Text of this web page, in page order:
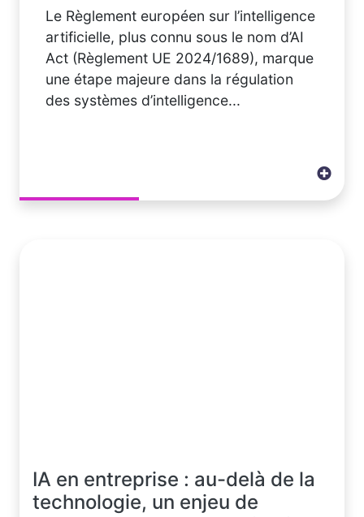
Le Règlement européen sur l’intelligence
artificielle, plus connu sous le nom d’AI
Act (Règlement UE 2024/1689), marque
une étape majeure dans la régulation
des systèmes d’intelligence...
IA en entreprise : au-delà de la
technologie, un enjeu de